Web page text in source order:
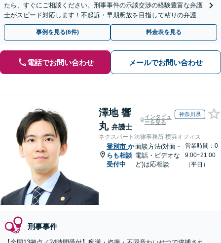
たら、すぐにご相談ください。刑事事件の示談交渉の経験豊富な弁護
士がスピード対応します！不起訴・早期釈放を目指して粘りの弁護活
動を行います。
事例を見る(6件) 料金表を見る
電話でお問い合わせ メールでお問い合わせ
澤地 響
丸 弁護士
インタビュ
ーを見る
神奈川県
ネクスパート法律事務所 横浜オフィス
登別市 か
らも相談
受付中
面談方法(対面・
電話・ビデオな
ど)は応相談
営業時間：0
9:00~21:00
（平日）
刑事事件